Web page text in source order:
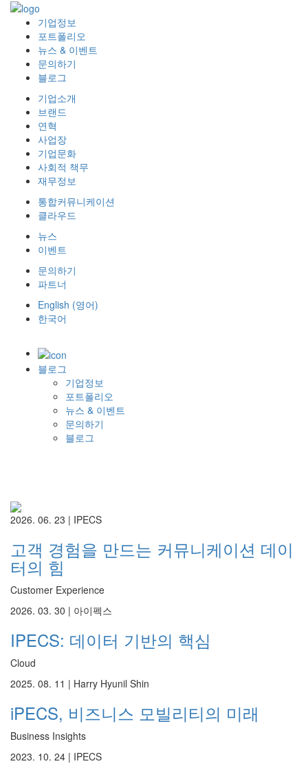
기업정보
포트폴리오
뉴스 & 이벤트
문의하기
블로그
기업소개
브랜드
연혁
사업장
기업문화
사회적 책무
재무정보
통합커뮤니케이션
클라우드
뉴스
이벤트
문의하기
파트너
English (영어)
한국어
블로그
기업정보
포트폴리오
뉴스 & 이벤트
문의하기
블로그
2026. 06. 23 | IPECS
고객 경험을 만드는 커뮤니케이션 데이
터의 힘
Customer Experience
2026. 03. 30 | 아이펙스
IPECS: 데이터 기반의 핵심
Cloud
2025. 08. 11 | Harry Hyunil Shin
iPECS, 비즈니스 모빌리티의 미래
Business Insights
2023. 10. 24 | IPECS